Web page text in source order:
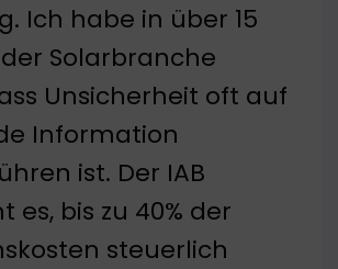
Ich habe in über 15
Solarbranche
Unsicherheit oft auf
Information
ist. Der IAB
es, bis zu 40% der
steuerlich